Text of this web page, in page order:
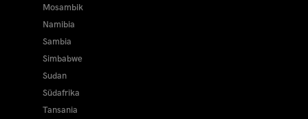
Mosambik
Namibia
Sambia
Simbabwe
Sudan
Südafrika
Tansania